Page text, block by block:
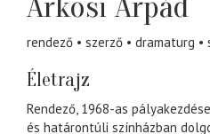
rendező szerző dramaturg
Életrajz
Rendező, 1968-as
és határontúli színházban